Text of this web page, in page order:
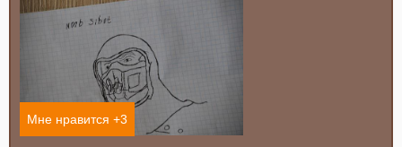
Мне нравится +3